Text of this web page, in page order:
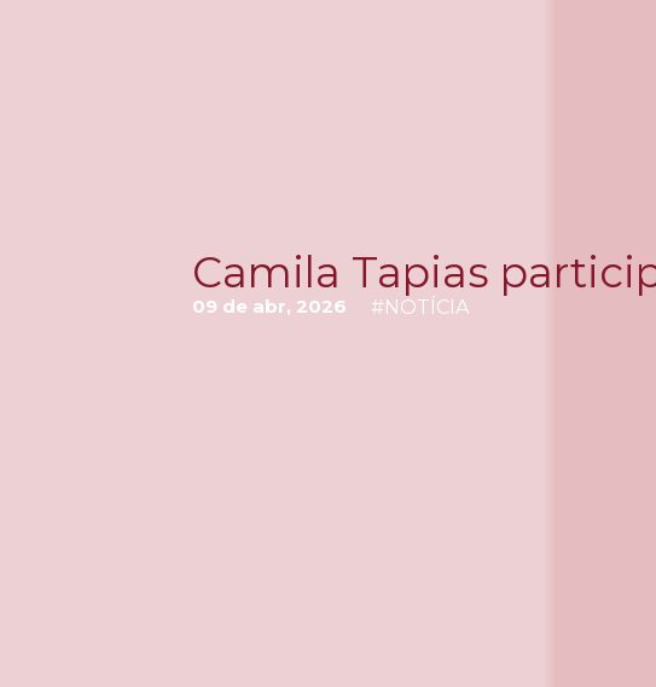
Camila Tapias
09 de abr, 2026 #NOTÍCIA